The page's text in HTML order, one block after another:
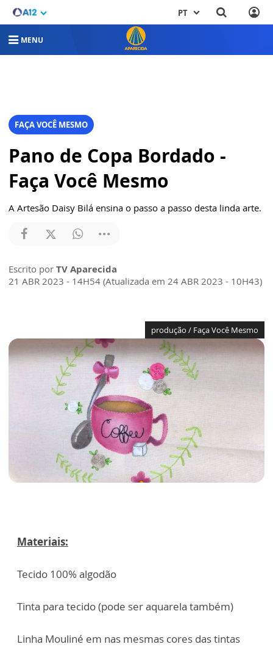
PT
MENU
FAÇA VOCÊ MESMO
Pano de Copa Bordado -
Faça Você Mesmo
A Artesão Daisy Bilá ensina o passo a passo desta linda arte.
Escrito por TV Aparecida
21 ABR 2023 - 14H54 (Atualizada em 24 ABR 2023 - 10H43)
produção / Faça Você Mesmo
Materiais:
Tecido 100% algodão
Tinta para tecido (pode ser aquarela também)
Linha Mouliné em nas mesmas cores das tintas